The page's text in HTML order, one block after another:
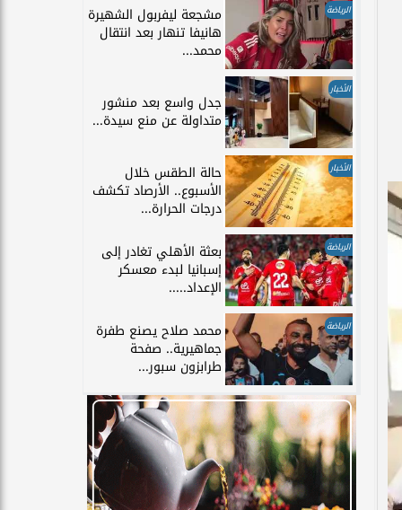
الرياضة مشجعة ليفربول الشهيرة
هانيفا تنهار بعد انتقال
محمد...
الأخبار
جدل واسع بعد منشور
متداولة عن منع سيدة...
الأخبار حالة الطقس خلال
الأسبوع.. الأرصاد تكشف
درجات الحرارة...
الرياضة بعثة الأهلي تغادر إلى
إسبانيا لبدء معسكر
الإعداد.....
الرياضة محمد صلاح يصنع طفرة
جماهيرية.. صفحة
طرابزون سبور...